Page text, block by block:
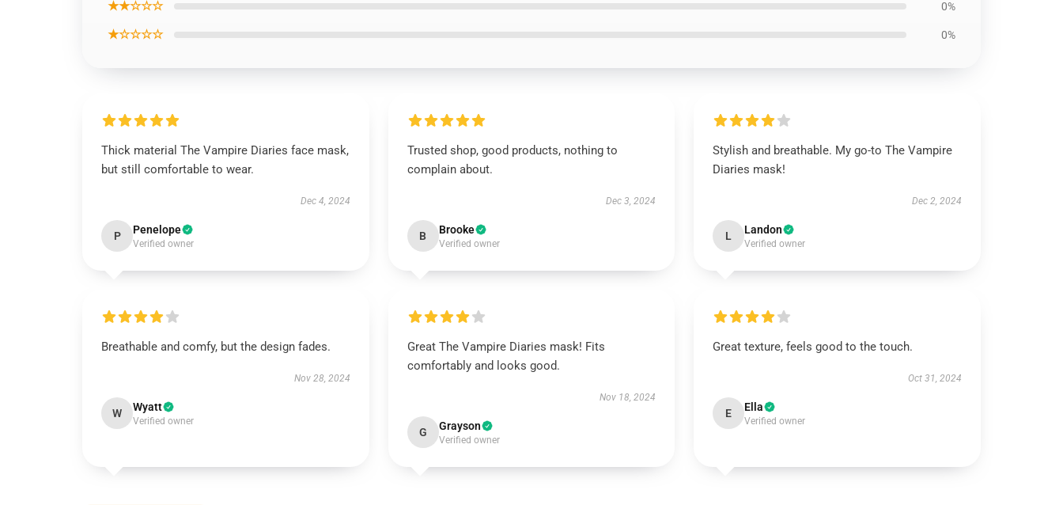
★★☆☆☆ 0%
★☆☆☆☆ 0%
Thick material The Vampire Diaries face mask,
but still comfortable to wear.
Dec 4, 2024
P Penelope
Verified owner
Trusted shop, good products, nothing to
complain about.
Dec 3, 2024
B Brooke
Verified owner
Stylish and breathable. My go-to The Vampire
Diaries mask!
Dec 2, 2024
L Landon
Verified owner
Breathable and comfy, but the design fades.
Nov 28, 2024
W Wyatt
Verified owner
Great The Vampire Diaries mask! Fits
comfortably and looks good.
Nov 18, 2024
G Grayson
Verified owner
Great texture, feels good to the touch.
Oct 31, 2024
E Ella
Verified owner